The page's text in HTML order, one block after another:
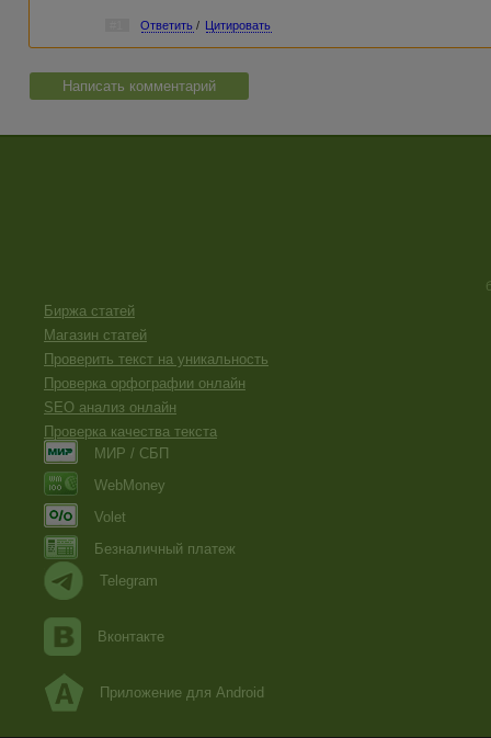
Ответить / Цитировать
Написать комментарий
Биржа статей
Магазин статей
Проверить текст на уникальность
Проверка орфографии онлайн
SEO анализ онлайн
Проверка качества текста
МИР / СБП
WebMoney
Volet
Безналичный платеж
Telegram
Вконтакте
Приложение для Android